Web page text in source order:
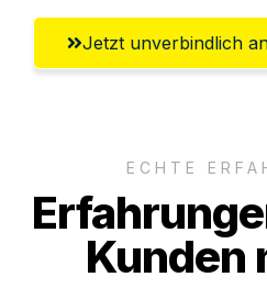
Jetzt unverbindlich
ECHTE
Kunden